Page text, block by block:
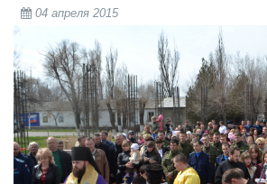
04 апреля 2015